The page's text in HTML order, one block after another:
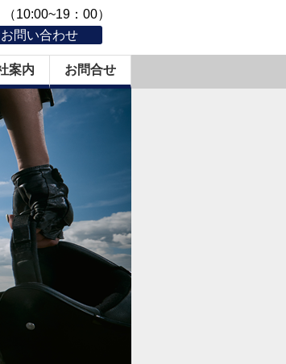
10:00~19：00）
問い合わせ
案内 お問合せ